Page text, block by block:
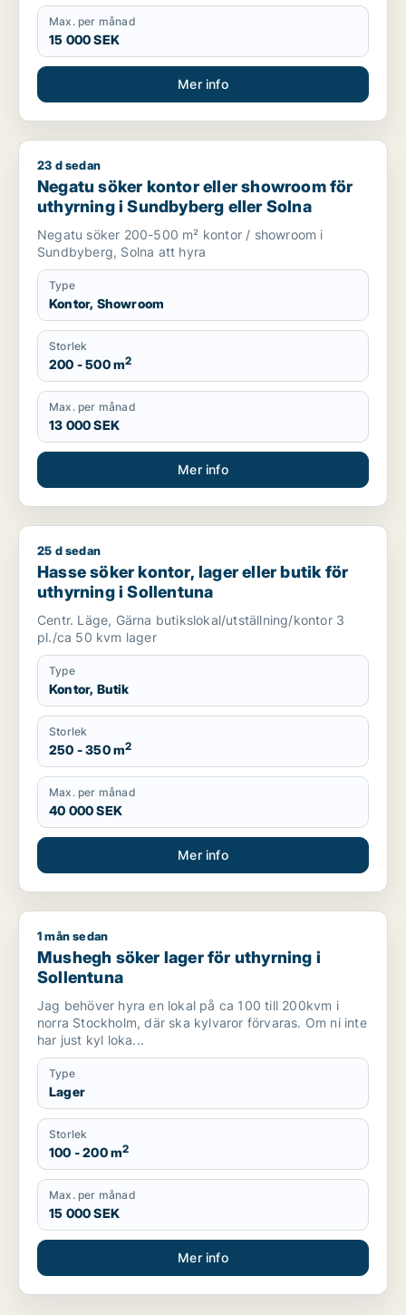
Max. per månad
15 000 SEK
Mer info
Negatu söker kontor eller showroom för uthyrning i
23 d sedan
Negatu söker kontor eller showroom för
uthyrning i Sundbyberg eller Solna
Negatu söker 200-500 m² kontor / showroom i
Sundbyberg, Solna att hyra
Type
Kontor, Showroom
Storlek
200 - 500 m2
Max. per månad
13 000 SEK
Mer info
Hasse söker kontor, lager eller butik för uthyrning i
25 d sedan
Hasse söker kontor, lager eller butik för
uthyrning i Sollentuna
Centr. Läge, Gärna butikslokal/utställning/kontor 3
pl./ca 50 kvm lager
Type
Kontor, Butik
Storlek
250 - 350 m2
Max. per månad
40 000 SEK
Mer info
Mushegh söker lager för uthyrning i Sollentuna
1 mån sedan
Mushegh söker lager för uthyrning i
Sollentuna
Jag behöver hyra en lokal på ca 100 till 200kvm i
norra Stockholm, där ska kylvaror förvaras. Om ni inte
har just kyl loka...
Type
Lager
Storlek
100 - 200 m2
Max. per månad
15 000 SEK
Mer info